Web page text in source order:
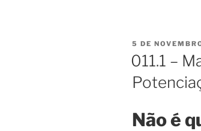
PUBLICADO
EM
5 DE
011.1 –
Não é